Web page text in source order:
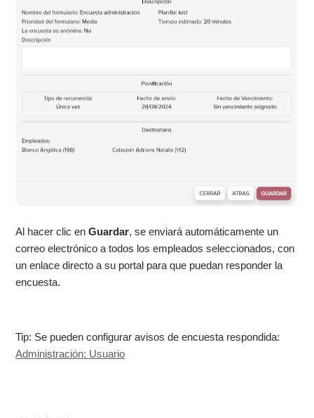
Al hacer clic enGuardar, se enviará automáticamente un
correo electrónico a todos los empleados seleccionados, con
un enlace directo a su portal para que puedan responder la
encuesta.
Tip: Se pueden configurar avisos de encuesta respondida:
Administración: Usuario